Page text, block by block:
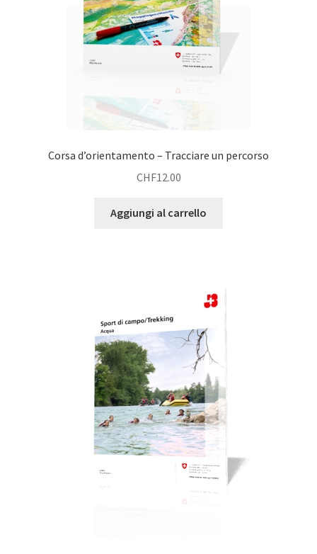
Corsa d’orientamento – Tracciare un percorso
CHF12.00
Aggiungi al carrello